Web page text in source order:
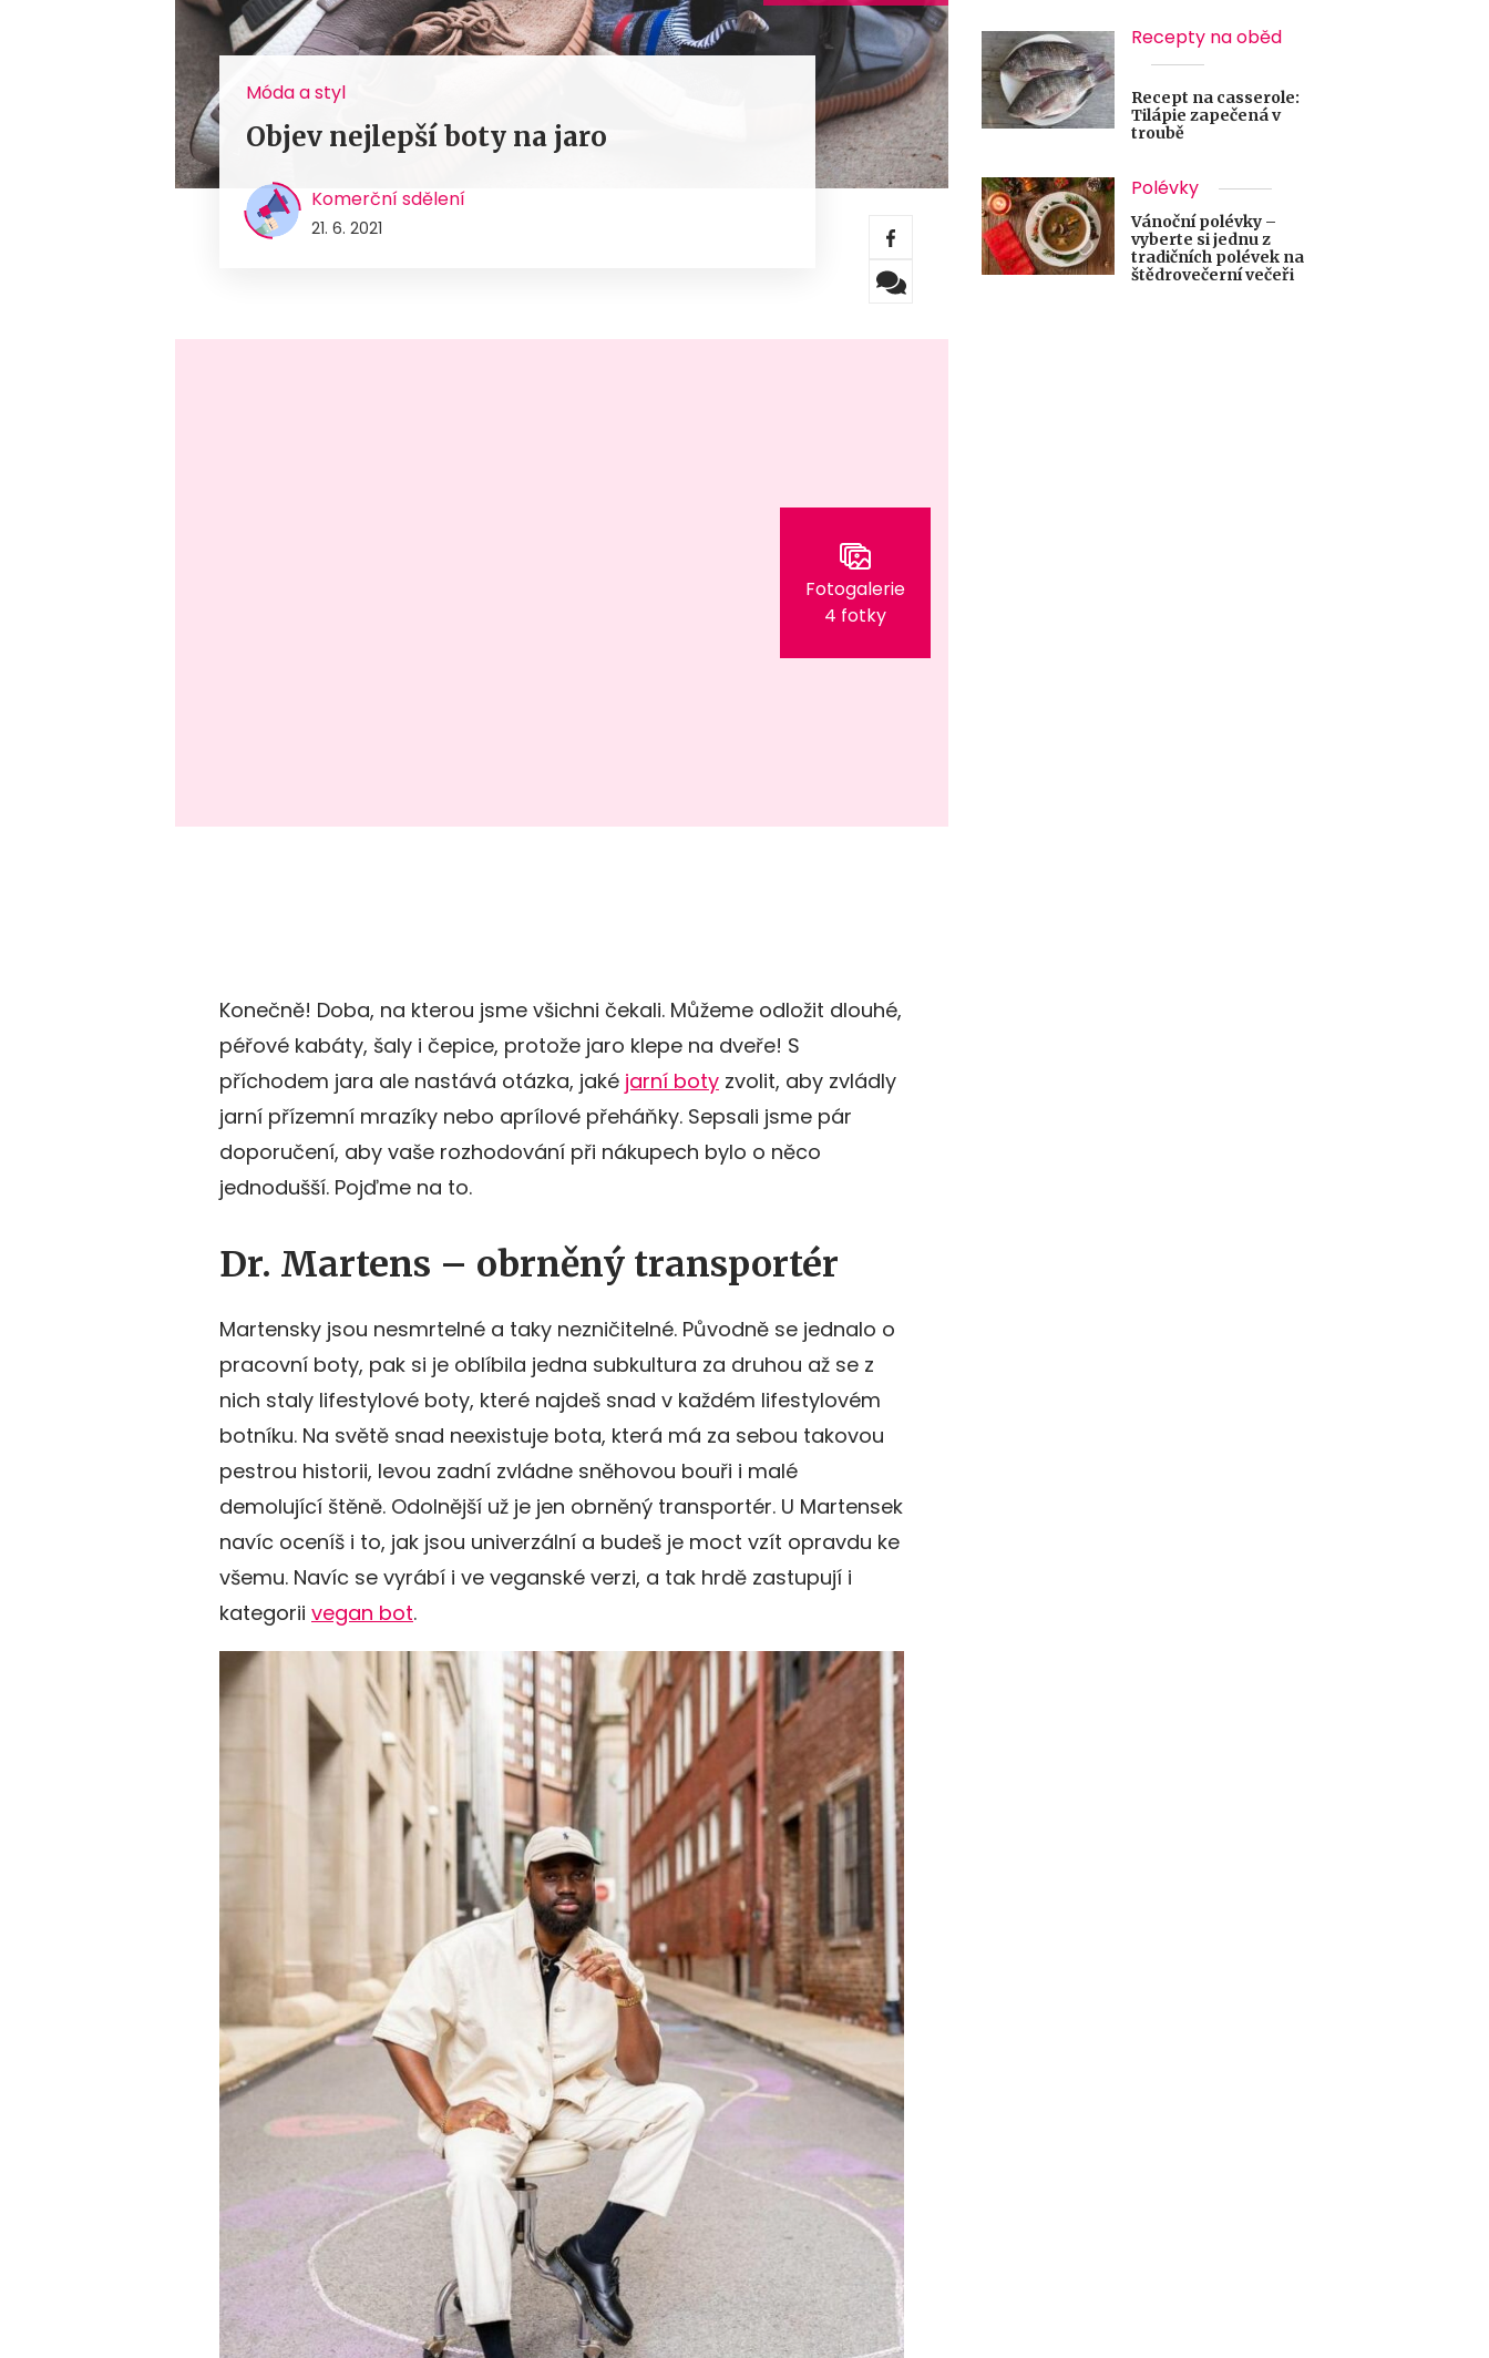
Móda a styl
Objev nejlepší boty na jaro
Komerční sdělení
21. 6. 2021
Fotogalerie
4 fotky
Konečně! Doba, na kterou jsme všichni čekali. Můžeme odložit dlouhé,
péřové kabáty, šaly i čepice, protože jaro klepe na dveře! S
příchodem jara ale nastává otázka, jaké jarní boty zvolit, aby zvládly
jarní přízemní mrazíky nebo aprílové přeháňky. Sepsali jsme pár
doporučení, aby vaše rozhodování při nákupech bylo o něco
jednodušší. Pojďme na to.
Dr. Martens – obrněný transportér
Martensky jsou nesmrtelné a taky nezničitelné. Původně se jednalo o
pracovní boty, pak si je oblíbila jedna subkultura za druhou až se z
nich staly lifestylové boty, které najdeš snad v každém lifestylovém
botníku. Na světě snad neexistuje bota, která má za sebou takovou
pestrou historii, levou zadní zvládne sněhovou bouři i malé
demolující štěně. Odolnější už je jen obrněný transportér. U Martensek
navíc oceníš i to, jak jsou univerzální a budeš je moct vzít opravdu ke
všemu. Navíc se vyrábí i ve veganské verzi, a tak hrdě zastupují i
kategorii vegan bot.
Recepty na oběd
Recept na casserole:
Tilápie zapečená v
troubě
Polévky
Vánoční polévky –
vyberte si jednu z
tradičních polévek na
štědrovečerní večeři